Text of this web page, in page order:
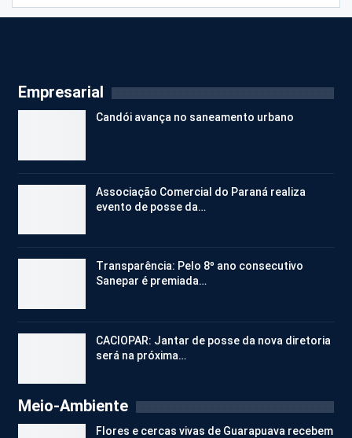
Empresarial
Candói avança no saneamento urbano
Associação Comercial do Paraná realiza
evento de posse da…
Transparência: Pelo 8º ano consecutivo
Sanepar é premiada…
CACIOPAR: Jantar de posse da nova diretoria
será na próxima…
Meio-Ambiente
Flores e cercas vivas de Guarapuava recebem